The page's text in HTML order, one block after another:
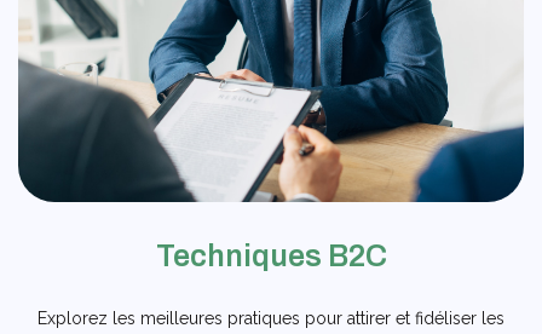
Techniques B2C
Explorez les meilleures pratiques pour attirer et fidéliser les